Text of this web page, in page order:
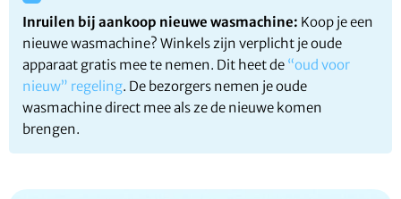
Inruilen bij aankoop nieuwe wasmachine: Koop je een
nieuwe wasmachine? Winkels zijn verplicht je oude
apparaat gratis mee te nemen. Dit heet de “oud voor
nieuw” regeling. De bezorgers nemen je oude
wasmachine direct mee als ze de nieuwe komen
brengen.